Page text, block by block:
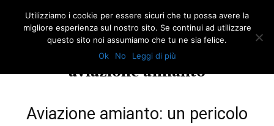
aviazione amianto
Aviazione amianto: un pericolo
Utilizziamo i cookie per essere sicuri che tu possa avere la
migliore esperienza sul nostro sito. Se continui ad utilizzare
questo sito noi assumiamo che tu ne sia felice.
Ok
No Leggi di più